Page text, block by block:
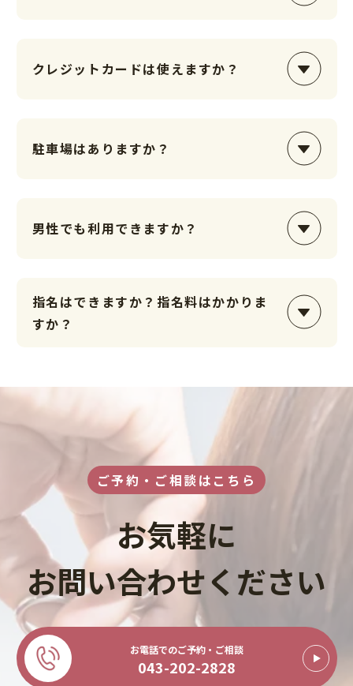
切にできるよう、事前にお電話またはWeb予約サイトか
クレジットカードは使えますか？
JCB / American Express）をご利用いただけます。
駐車場はありますか？
コインパーキングをご利用ください。
男性でも利用できますか？
だいておりますので、安心してお越しください。
指名はできますか？指名料はかかりま
すか？
ます。
ご予約・ご相談はこちら
お気軽に
お問い合わせください
お電話でのご予約・ご相談
043-202-2828